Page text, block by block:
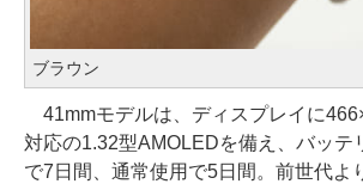
ブラウン
41mmモデルは、ディスプレイに
対応の1.32型AMOLEDを備え、バッテ
で7日間、通常使用で5日間。前世代よ